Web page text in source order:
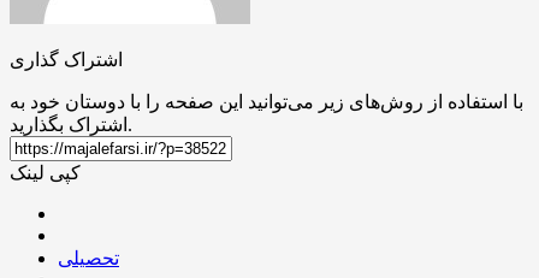
اشتراک گذاری
با استفاده از روش‌های زیر می‌توانید این صفحه را با دوستان خود به
اشتراک بگذارید.
کپی لینک
تحصیلی